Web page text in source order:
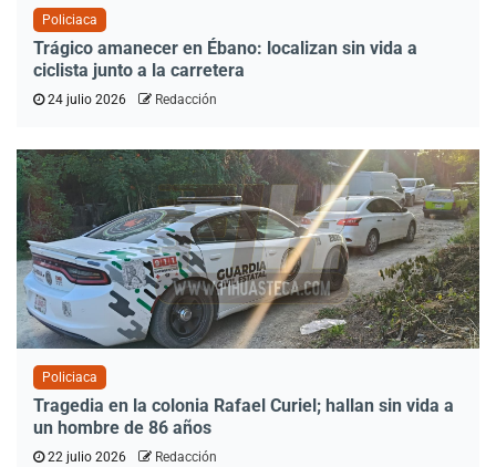
Policiaca
Trágico amanecer en Ébano: localizan sin vida a
ciclista junto a la carretera
24 julio 2026 Redacción
Policiaca
Tragedia en la colonia Rafael Curiel; hallan sin vida a
un hombre de 86 años
22 julio 2026 Redacción